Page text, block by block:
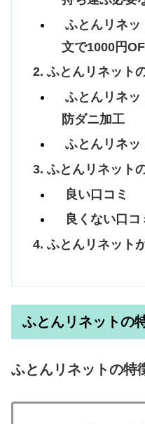
ふとんリネ
文で1000円
ふとんリネット
ふとんリネッ
防ダニ加工
ふとんリネッ
ふとんリネット
良い口コミ
良くない口コ
ふとんリネット
ふとんリネットの
ふとんリネットの特